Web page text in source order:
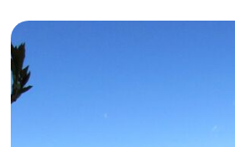
RANDONNÉES
ORGANISER SON SÉJOUR